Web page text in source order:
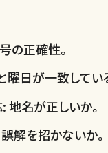
の正確性。
日が一致してい
名が正しいか。
解を招かないか。